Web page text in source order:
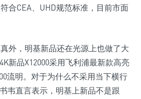
合CEA、UHD规范标准，目前市面
外，明基新品还在光源上也做了大
新品X12000采用飞利浦最新款高亮
流明。对于为什么不采用当下横行
韦直言表示，明基上新品不是跟